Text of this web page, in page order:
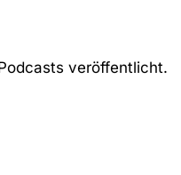
veröffentlicht.